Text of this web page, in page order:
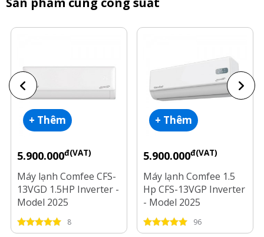
+ Thêm
5.900.000đ(VAT)
Máy lạnh Comfee CFS-
13VGD 1.5HP Inverter -
Model 2025
8
+ Thêm
5.900.000đ(VAT)
Máy lạnh Comfee 1.5
Hp CFS-13VGP Inverter
- Model 2025
96